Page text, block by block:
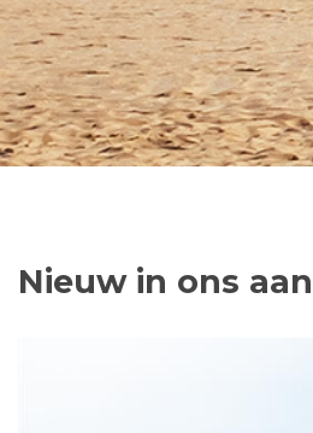
Nieuw in ons